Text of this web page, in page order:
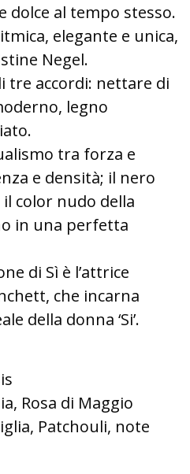
dolce al tempo stesso.
elegante e unica,
Negel.
tre accordi: nettare di
legno
tra forza e
e densità; il nero
color nudo della
in una perfetta
di Sì è l’attrice
che incarna
della donna ‘Si’.
Rosa di Maggio
Patchouli, note